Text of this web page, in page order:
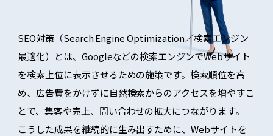
SEO対策（Search Engine Optimization／検索エンジン
最適化）とは、Googleなどの検索エンジンでWebサイト
を検索上位に表示させるための施策です。検索順位を高
め、広告費をかけずに自然検索からのアクセスを増やすこ
とで、集客や売上、問い合わせの拡大につながります。
こうした成果を継続的に生み出すために、Webサイトを